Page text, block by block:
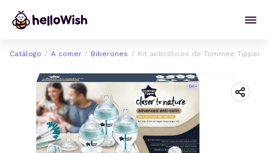
Catálogo A comer Biberones Kit anticólicos de Tommee Tippee